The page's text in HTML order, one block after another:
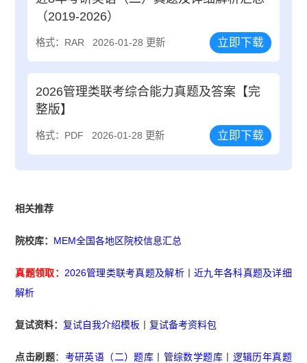
（2019-2026）
格式：RAR 2026-01-28 更新 立即下载
2026管理类联考综合能力真题及答案【完
整版】
格式：PDF 2026-01-28 更新 立即下载
相关推荐
院校库： MEM全国各地区院校信息汇总
真题领取： 2026管理类联考真题及解析丨近九年各科真题及详细
解析
复试资料：复试自我介绍模板 丨复试备考资料包
点击刷题： 考研英语（二）题库 管综数学题库
逻辑历年真题